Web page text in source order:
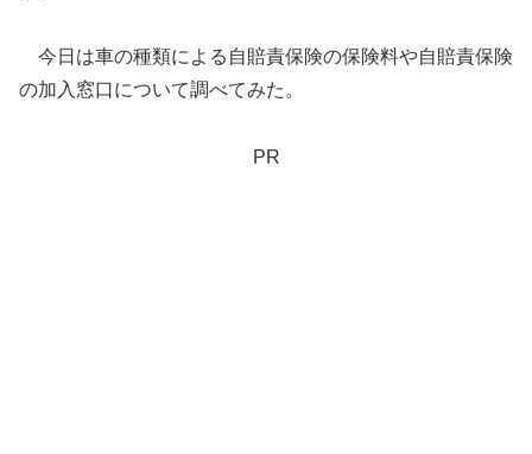
今日は車の種類による自賠責保険の保険料や自賠責保険
の加入窓口について調べてみた。
PR